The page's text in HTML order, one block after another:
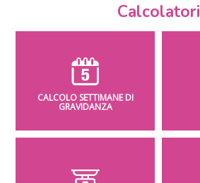
Calcolatori
CALCOLO SETTIMANE DI
GRAVIDANZA